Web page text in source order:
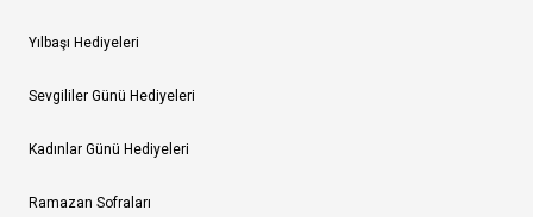
Yılbaşı Hediyeleri
Sevgililer Günü Hediyeleri
Kadınlar Günü Hediyeleri
Ramazan Sofraları